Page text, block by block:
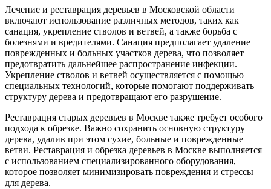
Лечение и реставрация деревьев в Московской области
включают использование различных методов, таких как
санация, укрепление стволов и ветвей, а также борьба с
болезнями и вредителями. Санация предполагает удаление
поврежденных и больных участков дерева, что позволяет
предотвратить дальнейшее распространение инфекции.
Укрепление стволов и ветвей осуществляется с помощью
специальных технологий, которые помогают поддерживать
структуру дерева и предотвращают его разрушение.
Реставрация старых деревьев в Москве также требует особого
подхода к обрезке. Важно сохранить основную структуру
дерева, удалив при этом сухие, больные и поврежденные
ветви. Реставрация и обрезка деревьев в Москве выполняется
с использованием специализированного оборудования,
которое позволяет минимизировать повреждения и стрессы
для дерева.